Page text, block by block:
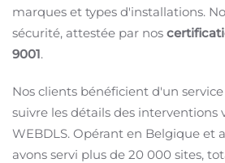
marques et types d'installations.
sécurité, attestée par nos
9001.
Nos clients bénéficient d'un
suivre les détails des interventions
WEBDLS. Opérant en Belgique et
avons servi plus de 20 000 sites,